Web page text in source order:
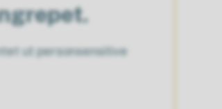
ut personsensitive